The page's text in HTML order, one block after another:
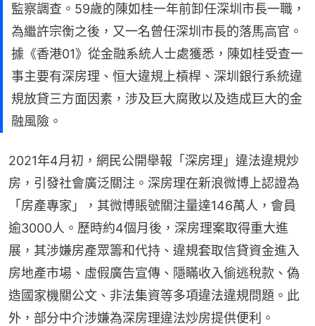
監察調查。59歲的陳如桂一年前卸任深圳市長一職，
為繼許宗衡之後，又一名曾任深圳市長的落馬高官。
據《香港01》從金融系統人士處獲悉，陳如桂受查一
事主要有深房理、恒大違規上槓桿、深圳銀行系統違
規放貸三方面因素，涉及巨大腐敗以及造成巨大的金
融風險。
2021年4月初，網民公開舉報「深房理」違法違規炒
房，引發社會廣泛關注。深房理在新浪微博上認證為
「房產專家」，其微博賬號關注量達146萬人，會員
逾3000人。歷時約4個月後，深房理案取得重大進
展，其涉嫌房產眾籌和代持、違規套取信貸資金進入
房地產市場、虛假廣告宣傳、隱瞞收入偷逃稅款、偽
造國家機關公文、非法集資等多項違法違規問題。此
外，部分中介涉嫌為深房理違法炒房提供便利。